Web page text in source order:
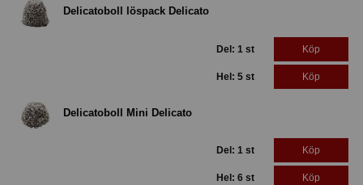
Delicatoboll löspack Delicato
Del: 1 st Köp
Hel: 5 st Köp
Delicatoboll Mini Delicato
Del: 1 st Köp
Hel: 6 st Köp